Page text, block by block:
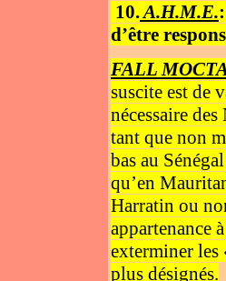
10.A.H.M.E.
d’être
FALL
suscite est de
nécessaire
tant que non
bas au
qu’en
Harratin ou
appartenance
exterminer les
plus désignés.